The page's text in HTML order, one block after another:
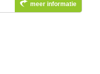
meer informatie